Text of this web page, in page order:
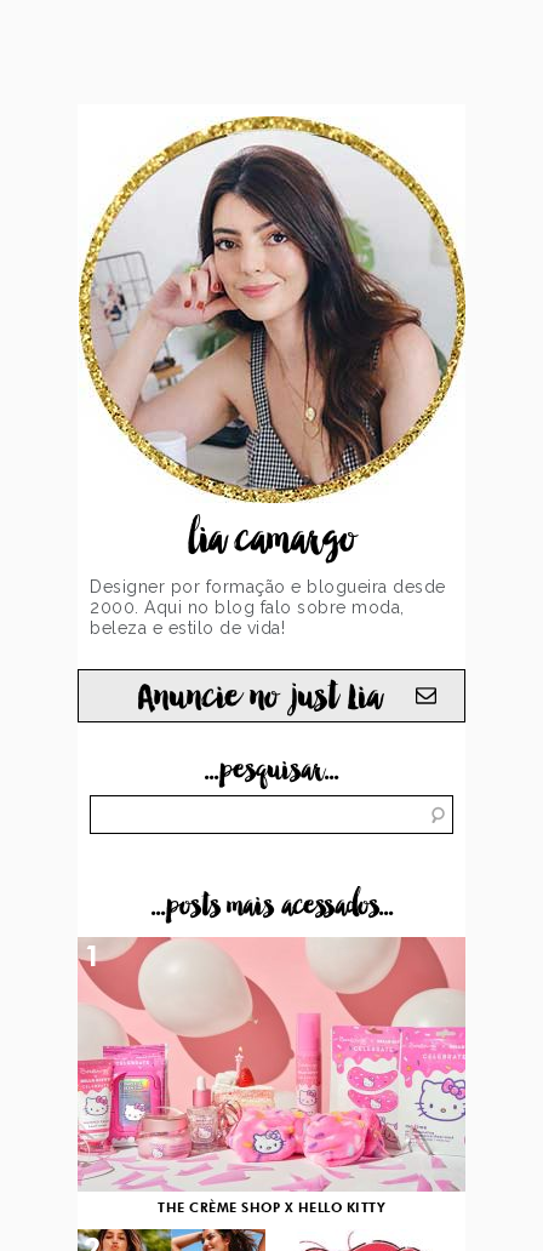
lia camargo
Designer por formação e blogueira desde
2000. Aqui no blog falo sobre moda,
beleza e estilo de vida!
Anuncie no just Lia
...pesquisar...
...posts mais acessados...
THE CRÈME SHOP X HELLO KITTY
1